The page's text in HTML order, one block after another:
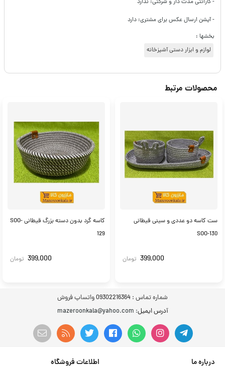
- گارانتی مدت دار و شرکتی: ندارد
- آپشن ارسال عکس برای مشتری: دارد
بخشها :
لوازم و ابزار دستی آشپزخانه
محصولات مرتبط
ست کاسه دو عددی و سینی قیطانی
SOO-130
399,000 تومان
کاسه گرد بدون دسته بزرگ قیطانی SOO-
129
399,000 تومان
شماره تماس : 09302216364 واتساپ فروش
آدرس ایمیل: mazeroonkala@yahoo.com
درباره ما اطلاعات فروشگاه